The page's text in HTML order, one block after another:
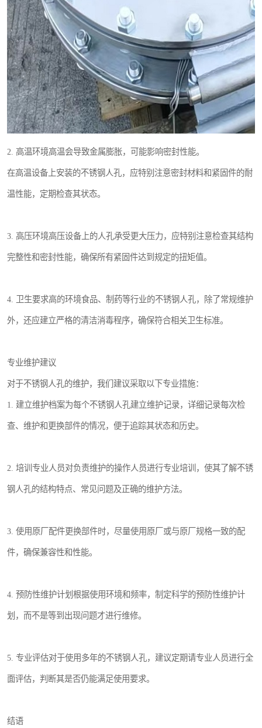
2. 高温环境高温会导致金属膨胀，可能影响密封性能。
在高温设备上安装的不锈钢人孔，应特别注意密封材料和紧固件的耐
温性能，定期检查其状态。
3. 高压环境高压设备上的人孔承受更大压力，应特别注意检查其结构
完整性和密封性能，确保所有紧固件达到规定的扭矩值。
4. 卫生要求高的环境食品、制药等行业的不锈钢人孔，除了常规维护
外，还应建立严格的清洁消毒程序，确保符合相关卫生标准。
专业维护建议
对于不锈钢人孔的维护，我们建议采取以下专业措施：
1. 建立维护档案为每个不锈钢人孔建立维护记录，详细记录每次检
查、维护和更换部件的情况，便于追踪其状态和历史。
2. 培训专业人员对负责维护的操作人员进行专业培训，使其了解不锈
钢人孔的结构特点、常见问题及正确的维护方法。
3. 使用原厂配件更换部件时，尽量使用原厂或与原厂规格一致的配
件，确保兼容性和性能。
4. 预防性维护计划根据使用环境和频率，制定科学的预防性维护计
划，而不是等到出现问题才进行维修。
5. 专业评估对于使用多年的不锈钢人孔，建议定期请专业人员进行全
面评估，判断其是否仍能满足使用要求。
结语